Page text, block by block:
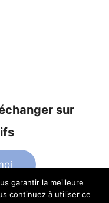
sur
garantir la meilleure
continuez à utiliser ce